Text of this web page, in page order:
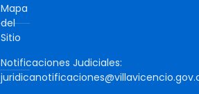
Mapa
del
Sitio
Notificaciones Judiciales: